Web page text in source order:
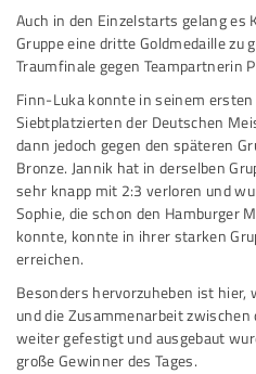
Auch in den Einzelstarts gelang
Gruppe eine dritte Goldmedaille zu
Traumfinale gegen Teampartnerin
Finn-Luka konnte in seinem
Siebtplatzierten der Deutschen
dann jedoch gegen den späteren
Bronze. Jannik hat in derselben
sehr knapp mit 2:3 verloren und
Sophie, die schon den Hamburger
konnte, konnte in ihrer starken
erreichen.
Besonders hervorzuheben ist
und die Zusammenarbeit zwischen
weiter gefestigt und ausgebaut
große Gewinner des Tages.